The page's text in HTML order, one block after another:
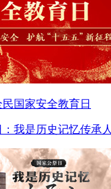
国家安全教育日
我是历史记忆传承人